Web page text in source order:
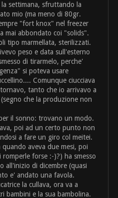
settimana, sfruttando la
mio (ma meno di 80gr.
"fort knox" nel freezer
mai abbondato coi "solids".
tipo marmellata, sterilizzati.
peso e data sull'esterno
di tirarmelo, perche'
si poteva usare
Comunque ciucciava
tanto che io arrivavo a
che la produzione non
il sonno: trovano un modo.
poi ad un certo punto non
a fare un giro col meitei.
aveva due mesi, poi
forse :-)?) ha smesso
all'inizio di dicembre (quasi
e' andato una favola.
la cullava, ora va a
bambini e la sua bambolina.